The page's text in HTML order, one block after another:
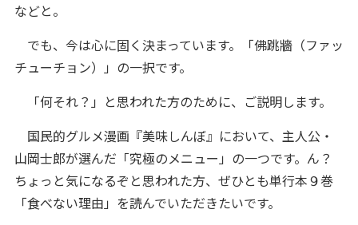
などと。
でも、今は心に固く決まっています。「佛跳牆（ファッ
チューチョン）」の一択です。
「何それ？」と思われた方のために、ご説明します。
国民的グルメ漫画『美味しんぼ』において、主人公・
山岡士郎が選んだ「究極のメニュー」の一つです。ん？
ちょっと気になるぞと思われた方、ぜひとも単行本９巻
「食べない理由」を読んでいただきたいです。